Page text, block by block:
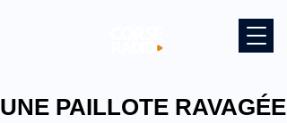
UNE PAILLOTE RAVAGÉE